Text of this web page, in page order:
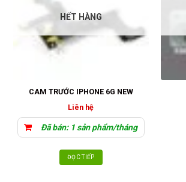
HẾT HÀNG
CAM TRƯỚC IPHONE 6G NEW
Liên hệ
Đã bán: 1 sản phẩm/tháng
ĐỌC TIẾP